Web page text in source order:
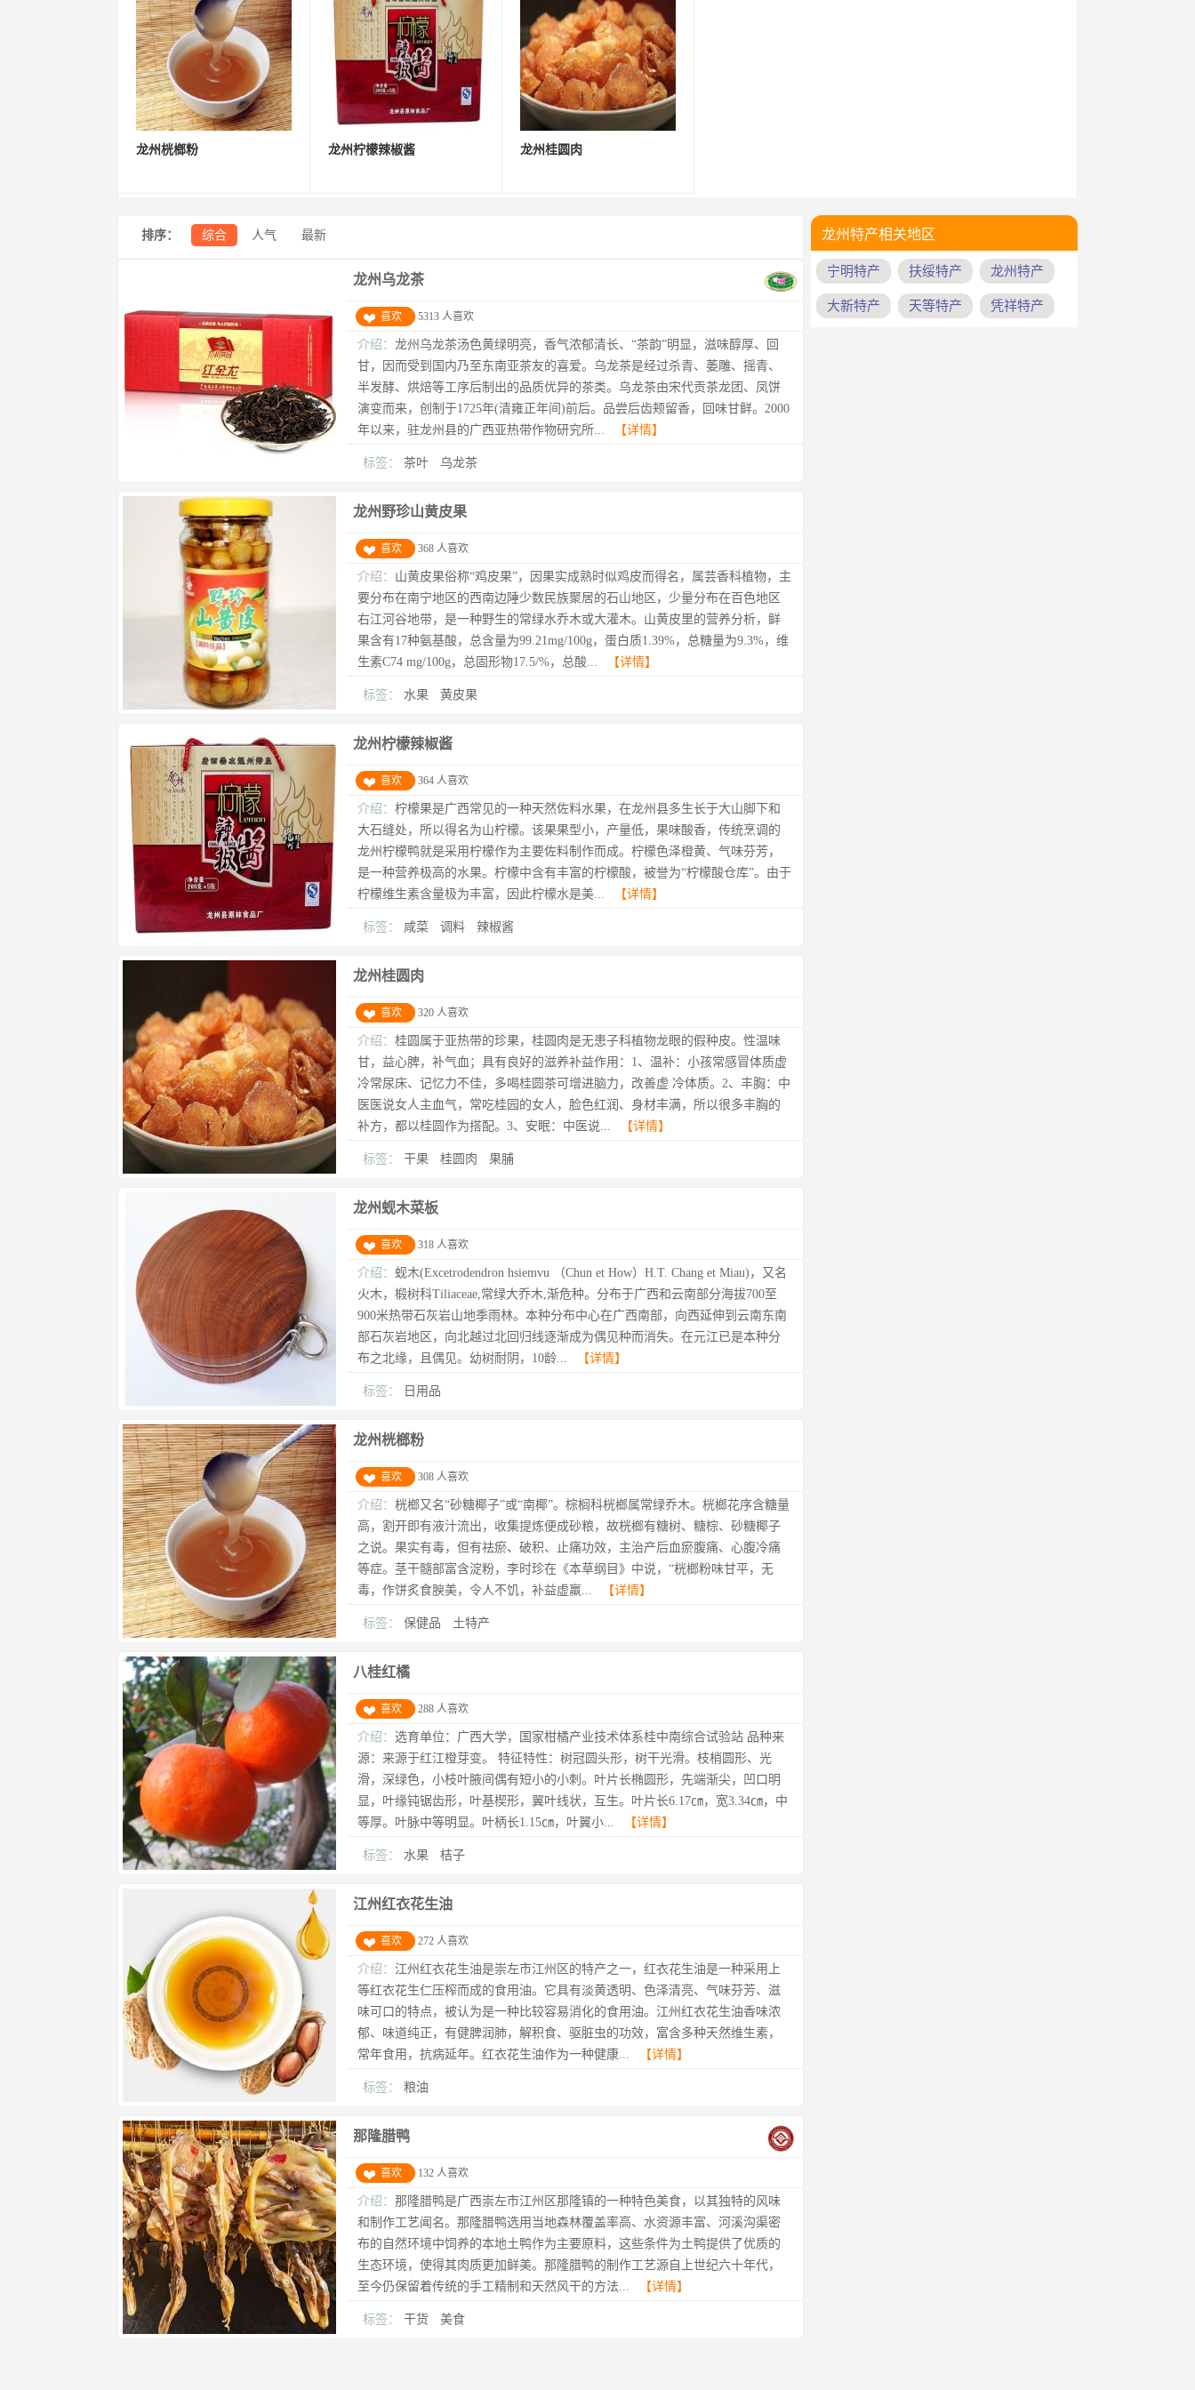
龙州桄榔粉 龙州柠檬辣椒酱 龙州桂圆肉
排序： 综合 人气 最新
龙州乌龙茶
喜欢 5313 人喜欢
介绍： 龙州乌龙茶汤色黄绿明亮，香气浓郁清长、“茶韵”明显，滋味醇厚、回
甘，因而受到国内乃至东南亚茶友的喜爱。乌龙茶是经过杀青、萎雕、摇青、
半发酵、烘焙等工序后制出的品质优异的茶类。乌龙茶由宋代贡茶龙团、凤饼
演变而来，创制于1725年(清雍正年间)前后。品尝后齿颊留香，回味甘鲜。2000
年以来，驻龙州县的广西亚热带作物研究所...
【详情】
标签： 茶叶 乌龙茶
龙州野珍山黄皮果
喜欢 368 人喜欢
介绍： 山黄皮果俗称“鸡皮果”，因果实成熟时似鸡皮而得名，属芸香科植物，主
要分布在南宁地区的西南边陲少数民族聚居的石山地区，少量分布在百色地区
右江河谷地带，是一种野生的常绿水乔木或大灌木。山黄皮里的营养分析，鲜
果含有17种氨基酸，总含量为99.21mg/100g，蛋白质1.39%，总糖量为9.3%，维
生素C74 mg/100g，总固形物17.5/%，总酸...
【详情】
标签： 水果 黄皮果
龙州柠檬辣椒酱
喜欢 364 人喜欢
介绍： 柠檬果是广西常见的一种天然佐料水果，在龙州县多生长于大山脚下和
大石缝处，所以得名为山柠檬。该果果型小，产量低，果味酸香，传统烹调的
龙州柠檬鸭就是采用柠檬作为主要佐料制作而成。柠檬色泽橙黄、气味芬芳，
是一种营养极高的水果。柠檬中含有丰富的柠檬酸，被誉为“柠檬酸仓库”。由于
柠檬维生素含量极为丰富，因此柠檬水是美...
【详情】
标签： 咸菜 调料 辣椒酱
龙州桂圆肉
喜欢 320 人喜欢
介绍： 桂圆属于亚热带的珍果，桂圆肉是无患子科植物龙眼的假种皮。性温味
甘，益心脾，补气血；具有良好的滋养补益作用：1、温补：小孩常感冒体质虚
冷常尿床、记忆力不佳，多喝桂圆茶可增进脑力，改善虚 冷体质。2、丰胸：中
医医说女人主血气，常吃桂园的女人，脸色红润、身材丰满，所以很多丰胸的
补方，都以桂圆作为搭配。3、安眠：中医说...
【详情】
标签： 干果 桂圆肉 果脯
龙州蚬木菜板
喜欢 318 人喜欢
介绍： 蚬木(Excetrodendron hsiemvu （Chun et How）H.T. Chang et Miau)，又名
火木，椴树科Tiliaceae,常绿大乔木,渐危种。分布于广西和云南部分海拔700至
900米热带石灰岩山地季雨林。本种分布中心在广西南部，向西延伸到云南东南
部石灰岩地区，向北越过北回归线逐渐成为偶见种而消失。在元江已是本种分
布之北缘，且偶见。幼树耐阴，10龄...
【详情】
标签： 日用品
龙州桄榔粉
喜欢 308 人喜欢
介绍： 桄榔又名“砂糖椰子”或“南椰”。棕榈科桄榔属常绿乔木。桄榔花序含糖量
高，割开即有液汁流出，收集提炼便成砂粮，故桄榔有糖树、糖棕、砂糖椰子
之说。果实有毒，但有祛瘀、破积、止痛功效，主治产后血瘀腹痛、心腹冷痛
等症。茎干髓部富含淀粉，李时珍在《本草纲目》中说，“桄榔粉味甘平，无
毒，作饼炙食腴美，令人不饥，补益虚羸...
【详情】
标签： 保健品 土特产
八桂红橘
喜欢 288 人喜欢
介绍： 选育单位：广西大学，国家柑橘产业技术体系桂中南综合试验站 品种来
源：来源于红江橙芽变。 特征特性：树冠圆头形，树干光滑。枝梢圆形、光
滑，深绿色，小枝叶腋间偶有短小的小刺。叶片长椭圆形，先端渐尖，凹口明
显，叶缘钝锯齿形，叶基楔形，翼叶线状，互生。叶片长6.17㎝，宽3.34㎝，中
等厚。叶脉中等明显。叶柄长1.15㎝，叶翼小...
【详情】
标签： 水果 桔子
江州红衣花生油
喜欢 272 人喜欢
介绍： 江州红衣花生油是崇左市江州区的特产之一，红衣花生油是一种采用上
等红衣花生仁压榨而成的食用油。它具有淡黄透明、色泽清亮、气味芬芳、滋
味可口的特点，被认为是一种比较容易消化的食用油。江州红衣花生油香味浓
郁、味道纯正，有健脾润肺，解积食、驱脏虫的功效，富含多种天然维生素，
常年食用，抗病延年。红衣花生油作为一种健康...
【详情】
标签： 粮油
那隆腊鸭
喜欢 132 人喜欢
介绍： 那隆腊鸭是广西崇左市江州区那隆镇的一种特色美食，以其独特的风味
和制作工艺闻名。那隆腊鸭选用当地森林覆盖率高、水资源丰富、河溪沟渠密
布的自然环境中饲养的本地土鸭作为主要原料，这些条件为土鸭提供了优质的
生态环境，使得其肉质更加鲜美。那隆腊鸭的制作工艺源自上世纪六十年代，
至今仍保留着传统的手工精制和天然风干的方法...
【详情】
标签： 干货 美食
龙州特产相关地区
宁明特产 扶绥特产 龙州特产
大新特产 天等特产 凭祥特产